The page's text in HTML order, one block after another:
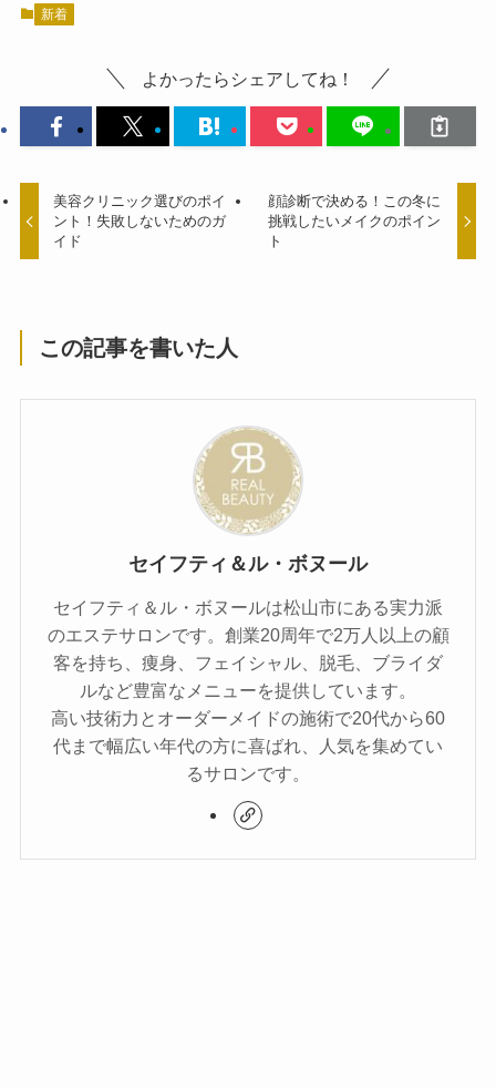
新着
よかったらシェアしてね！
美容クリニック選びのポイ
ント！失敗しないためのガ
イド
顔診断で決める！この冬に
挑戦したいメイクのポイン
ト
この記事を書いた人
セイフティ＆ル・ボヌール
セイフティ＆ル・ボヌールは松山市にある実力派
のエステサロンです。創業20周年で2万人以上の顧
客を持ち、痩身、フェイシャル、脱毛、ブライダ
ルなど豊富なメニューを提供しています。
高い技術力とオーダーメイドの施術で20代から60
代まで幅広い年代の方に喜ばれ、人気を集めてい
るサロンです。